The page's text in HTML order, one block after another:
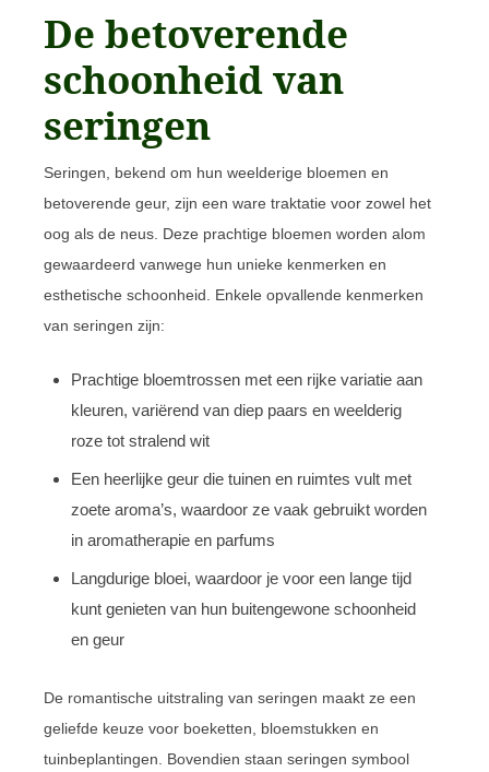
De betoverende
schoonheid van
seringen
Seringen, bekend om hun weelderige bloemen en
betoverende geur, zijn een ware traktatie voor zowel het
oog als de neus. Deze prachtige bloemen worden alom
gewaardeerd vanwege hun unieke kenmerken en
esthetische schoonheid. Enkele opvallende kenmerken
van seringen zijn:
Prachtige bloemtrossen met een rijke variatie aan
kleuren, variërend van diep paars en weelderig
roze tot stralend wit
Een heerlijke geur die tuinen en ruimtes vult met
zoete aroma’s, waardoor ze vaak gebruikt worden
in aromatherapie en parfums
Langdurige bloei, waardoor je voor een lange tijd
kunt genieten van hun buitengewone schoonheid
en geur
De romantische uitstraling van seringen maakt ze een
geliefde keuze voor boeketten, bloemstukken en
tuinbeplantingen. Bovendien staan seringen symbool